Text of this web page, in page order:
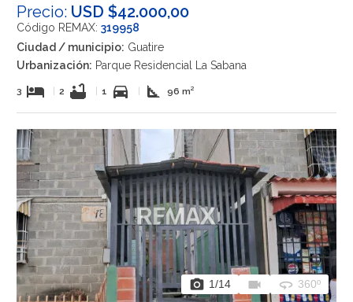
Precio: USD $42.000,00
Código REMAX: 319958
Ciudad / municipio: Guatire
Urbanización: Parque Residencial La Sabana
3 hotel 2 bathtub 1 directions_car square_foot 96 m²
photo_camera 1/14 videocam 360 360º